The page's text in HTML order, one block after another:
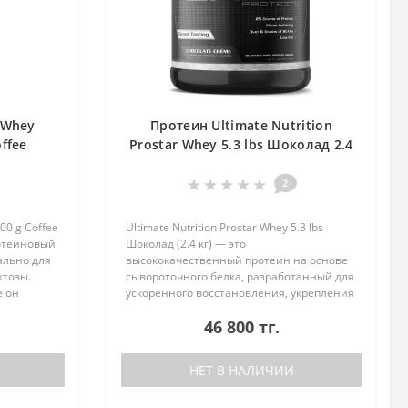
g Coffee
для
он
Протеин Ultimate Nutrition
Prostar Whey 5.3 lbs Шоколад 2.4
2
Ultimate Nutrition Prostar Whey 5.3 lbs
Шоколад (2.4 кг) — это
высококачественный протеин на основе
сывороточного белка, разработанный для
ускоренного восстановления, укрепления
физической выносливости. Эта добавка
46 800 тг.
НЕТ В НАЛИЧИИ